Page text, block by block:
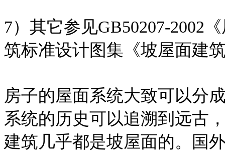
7）其它参见GB50207-2002
筑标准设计图集《坡屋面建
房子的屋面系统大致可以分
系统的历史可以追溯到远古
建筑几乎都是坡屋面的。国